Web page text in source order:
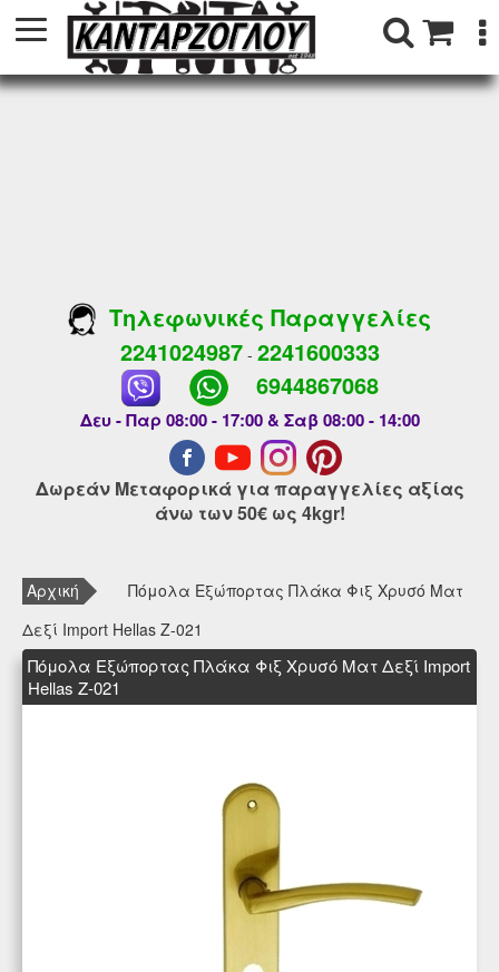
Τηλεφωνικές Παραγγελίες
2241024987- 2241600333
6944867068
Δευ - Παρ 08:00 - 17:00 & Σαβ 08:00 - 14:00
Δωρεάν Μεταφορικά για παραγγελίες αξίας
άνω των 50€ ως 4kgr!
Αρχική
Πόμολα Εξώπορτας Πλάκα Φιξ Χρυσό Ματ
Δεξί Import Hellas Ζ-021
Πόμολα Εξώπορτας Πλάκα Φιξ Χρυσό Ματ Δεξί Import
Hellas Ζ-021